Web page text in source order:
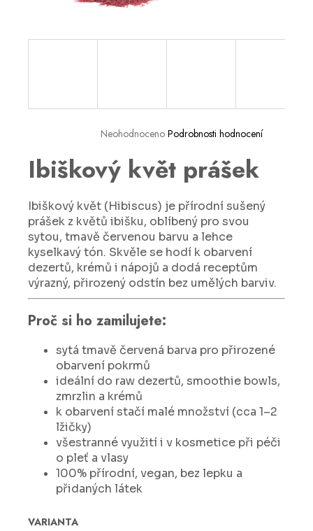
Neohodnoceno Podrobnosti hodnocení
Ibiškový květ prášek
Ibiškový květ (Hibiscus) je přírodní sušený
prášek z květů ibišku, oblíbený pro svou
sytou, tmavě červenou barvu a lehce
kyselkavý tón. Skvěle se hodí k obarvení
dezertů, krémů i nápojů a dodá receptům
výrazný, přirozený odstín bez umělých barviv.
Proč si ho zamilujete:
sytá tmavě červená barva pro přirozené
obarvení pokrmů
ideální do raw dezertů, smoothie bowls,
zmrzlin a krémů
k obarvení stačí malé množství (cca 1–2
lžičky)
všestranné využití i v kosmetice při péči
o pleť a vlasy
100% přírodní, vegan, bez lepku a
přidaných látek
VARIANTA
HLEDAT